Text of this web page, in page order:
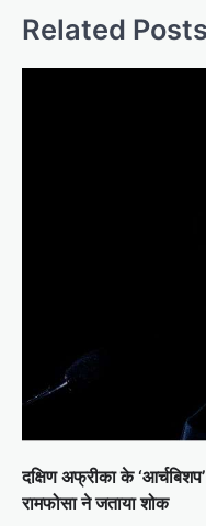
a
Related Posts
दक्षिण अफ्रीका के
रामफोसा ने जताया शोक